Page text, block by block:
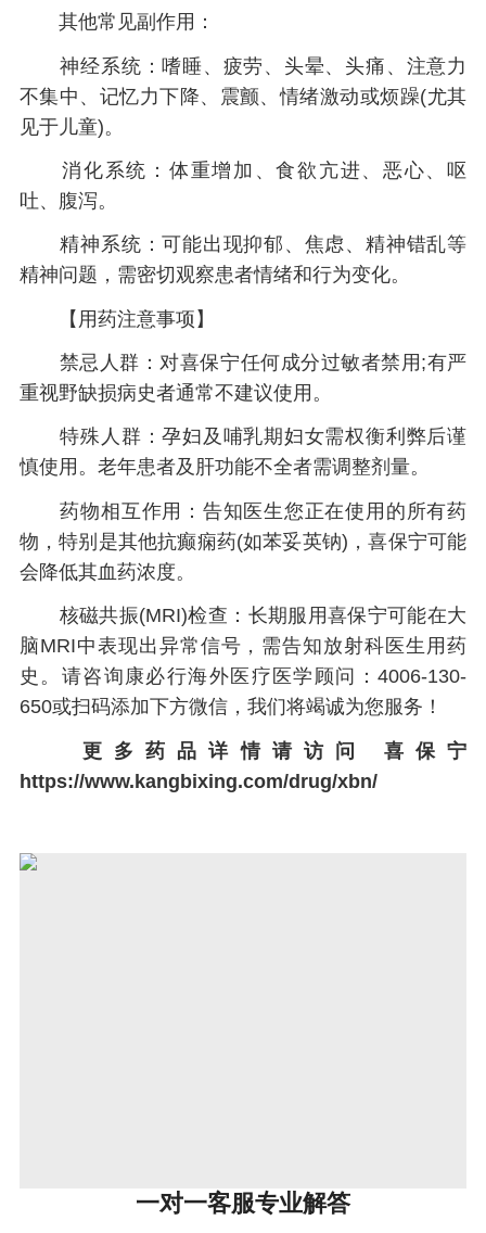
其他常见副作用：
神经系统：嗜睡、疲劳、头晕、头痛、注意力
不集中、记忆力下降、震颤、情绪激动或烦躁(尤其
见于儿童)。
消化系统：体重增加、食欲亢进、恶心、呕
吐、腹泻。
精神系统：可能出现抑郁、焦虑、精神错乱等
精神问题，需密切观察患者情绪和行为变化。
【用药注意事项】
禁忌人群：对喜保宁任何成分过敏者禁用;有严
重视野缺损病史者通常不建议使用。
特殊人群：孕妇及哺乳期妇女需权衡利弊后谨
慎使用。老年患者及肝功能不全者需调整剂量。
药物相互作用：告知医生您正在使用的所有药
物，特别是其他抗癫痫药(如苯妥英钠)，喜保宁可能
会降低其血药浓度。
核磁共振(MRI)检查：长期服用喜保宁可能在大
脑MRI中表现出异常信号，需告知放射科医生用药
史。请咨询康必行海外医疗医学顾问：4006-130-
650或扫码添加下方微信，我们将竭诚为您服务！
更多药品详情请访问 喜保宁
https://www.kangbixing.com/drug/xbn/
一对一客服专业解答